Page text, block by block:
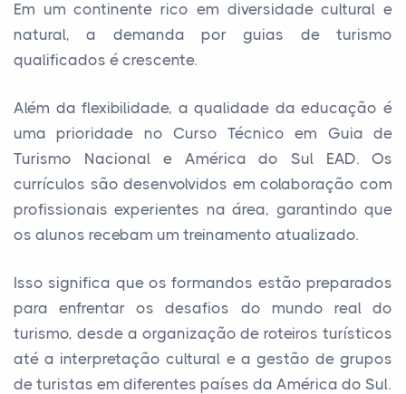
Em um continente rico em diversidade cultural e
natural, a demanda por guias de turismo
qualificados é crescente.
Além da flexibilidade, a qualidade da educação é
uma prioridade no Curso Técnico em Guia de
Turismo Nacional e América do Sul EAD. Os
currículos são desenvolvidos em colaboração com
profissionais experientes na área, garantindo que
os alunos recebam um treinamento atualizado.
Isso significa que os formandos estão preparados
para enfrentar os desafios do mundo real do
turismo, desde a organização de roteiros turísticos
até a interpretação cultural e a gestão de grupos
de turistas em diferentes países da América do Sul.